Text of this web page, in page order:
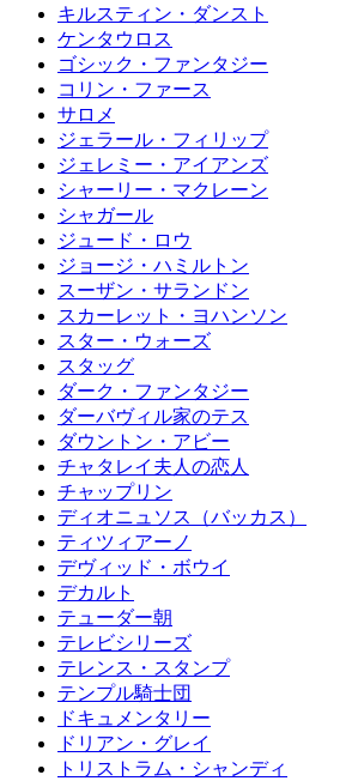
キルスティン・ダンスト
ケンタウロス
ゴシック・ファンタジー
コリン・ファース
サロメ
ジェラール・フィリップ
ジェレミー・アイアンズ
シャーリー・マクレーン
シャガール
ジュード・ロウ
ジョージ・ハミルトン
スーザン・サランドン
スカーレット・ヨハンソン
スター・ウォーズ
スタッグ
ダーク・ファンタジー
ダーバヴィル家のテス
ダウントン・アビー
チャタレイ夫人の恋人
チャップリン
ディオニュソス（バッカス）
ティツィアーノ
デヴィッド・ボウイ
デカルト
テューダー朝
テレビシリーズ
テレンス・スタンプ
テンプル騎士団
ドキュメンタリー
ドリアン・グレイ
トリストラム・シャンディ